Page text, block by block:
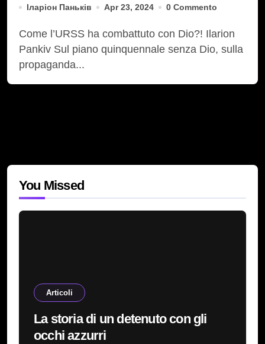
Іларіон Паньків Apr 23, 2024 0 Commento
Come l’URSS ha combattuto con Dio?! Ilarion
Pankiv Sul piano quinquennale senza Dio, sulla
propaganda...
You Missed
Articoli
La storia di un detenuto con gli
occhi azzurri